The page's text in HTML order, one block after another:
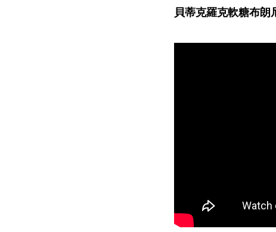
貝蒂克羅克軟糖布朗